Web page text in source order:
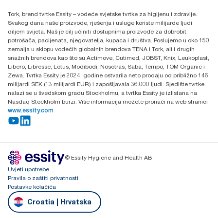
H-1021 Budapest
Budakeszi út 51.
Tork, brend tvrtke Essity – vodeće svjetske tvrtke za higijenu i zdravlje.
Svakog dana naše proizvode, rješenja i usluge koriste milijarde ljudi
diljem svijeta. Naš je cilj učiniti dostupnima proizvode za dobrobit
potrošača, pacijenata, njegovatelja, kupaca i društva. Poslujemo u oko 150
zemalja u sklopu vodećih globalnih brendova TENA i Tork, ali i drugih
snažnih brendova kao što su Actimove, Cutimed, JOBST, Knix, Leukoplast,
Libero, Libresse, Lotus, Modibodi, Nosotras, Saba, Tempo, TOM Organic i
Zewa. Tvrtka Essity je 2024. godine ostvarila neto prodaju od približno 146
milijardi SEK (13 milijardi EUR) i zapošljavala 36.000 ljudi. Sjedište tvrtke
nalazi se u švedskom gradu Stockholmu, a tvrtka Essity je izlistana na
Nasdaq Stockholm burzi. Više informacija možete pronaći na web stranici
www.essity.com
© Essity Hygiene and Health AB
Uvjeti upotrebe
Pravila o zaštiti privatnosti
Postavke kolačića
Croatia | Hrvatska